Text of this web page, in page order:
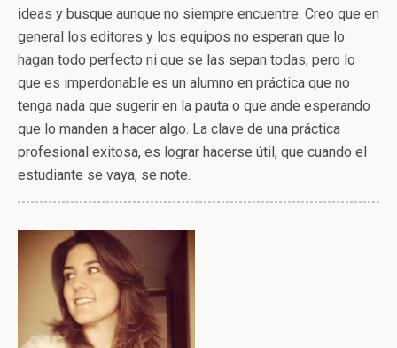
ideas y busque aunque no siempre encuentre. Creo que en
general los editores y los equipos no esperan que lo
hagan todo perfecto ni que se las sepan todas, pero lo
que es imperdonable es un alumno en práctica que no
tenga nada que sugerir en la pauta o que ande esperando
que lo manden a hacer algo. La clave de una práctica
profesional exitosa, es lograr hacerse útil, que cuando el
estudiante se vaya, se note.